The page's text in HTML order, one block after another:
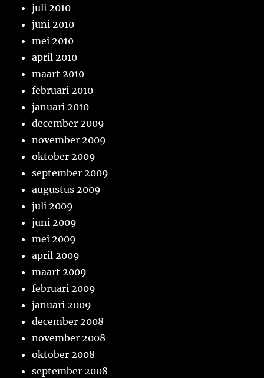
juli 2010
juni 2010
mei 2010
april 2010
maart 2010
februari 2010
januari 2010
december 2009
november 2009
oktober 2009
september 2009
augustus 2009
juli 2009
juni 2009
mei 2009
april 2009
maart 2009
februari 2009
januari 2009
december 2008
november 2008
oktober 2008
september 2008